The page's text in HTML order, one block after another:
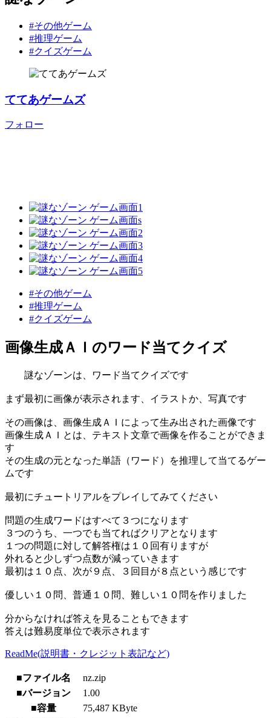
#その他ゲーム
#推理ゲーム
#クイズゲーム
ててあゲームズ
フォロー
#その他ゲーム
#推理ゲーム
#クイズゲーム
画像生成ＡＩのワード当てクイズ
謎なゾーンは、ワード当てクイズです
まず最初に画像が表示されます、イラストか、写真です
その画像は、画像生成ＡＩによって生み出された画像です
画像生成ＡＩとは、テキスト文章で画像を作ることができま
す
その生成の元となった単語（ワード）を推理して当てるゲー
ムです
最初にチュートリアルをプレイしてみてください
問題の生成ワードはすべて３つになります
３つのうち、一つでも当てればクリアとなります
１つの問題に対して解答権は１０回有りますが
外れると少しずつ点数が減っていきます
最初は１０点、次が９点、３回目が８点という感じです
優しい１０問、普通１０問、難しい１０問を作りました
分からなければ答えを見ることもできます
答えは難易度単位で表示されます
ReadMe(説明書・クレジット表記など)
■ファイル名
nz.zip
■バージョン
1.00
■容量
75,487 KByte